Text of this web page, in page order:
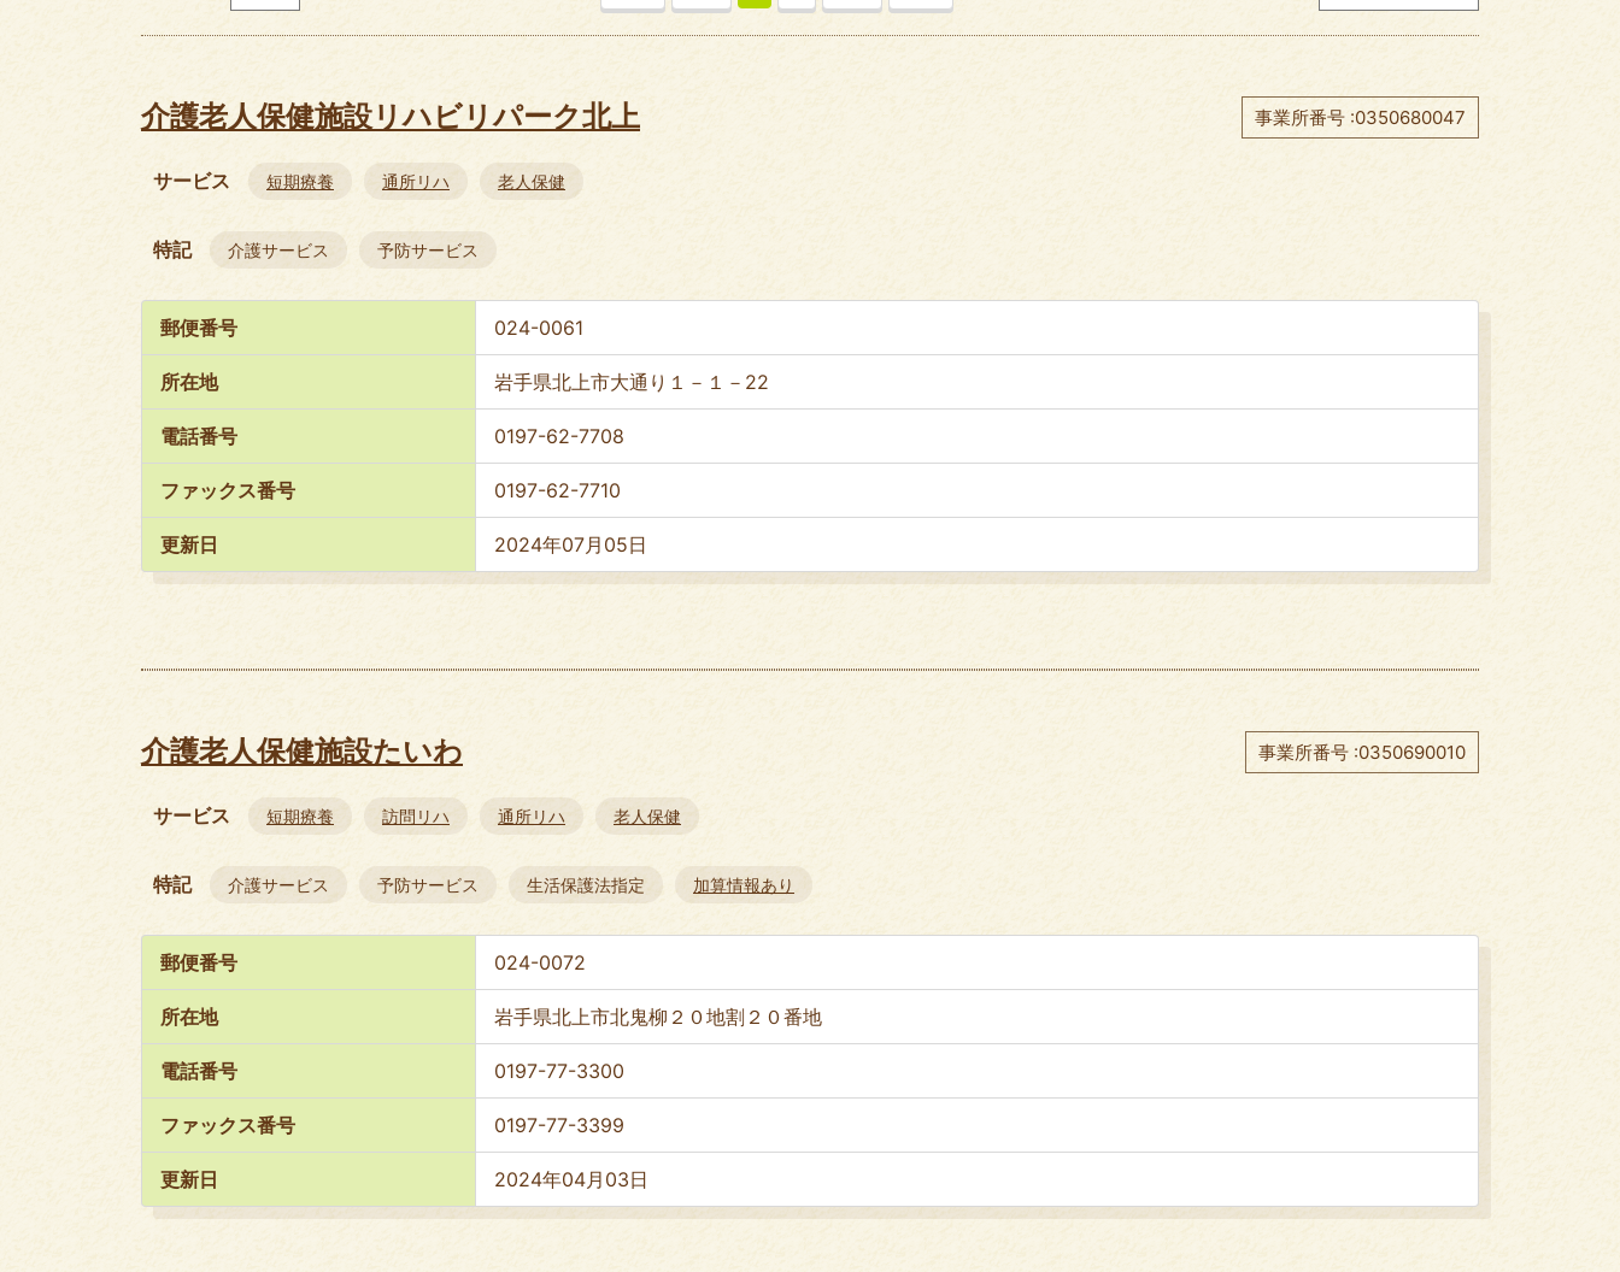
介護老人保健施設リハビリパーク北上 事業所番号 :0350680047
サービス 短期療養 通所リハ 老人保健
特記 介護サービス 予防サービス
郵便番号 024-0061
所在地 岩手県北上市大通り１－１－22
電話番号 0197-62-7708
ファックス番号 0197-62-7710
更新日 2024年07月05日
介護老人保健施設たいわ 事業所番号 :0350690010
サービス 短期療養 訪問リハ 通所リハ 老人保健
特記 介護サービス 予防サービス 生活保護法指定 加算情報あり
郵便番号 024-0072
所在地 岩手県北上市北鬼柳２０地割２０番地
電話番号 0197-77-3300
ファックス番号 0197-77-3399
更新日 2024年04月03日